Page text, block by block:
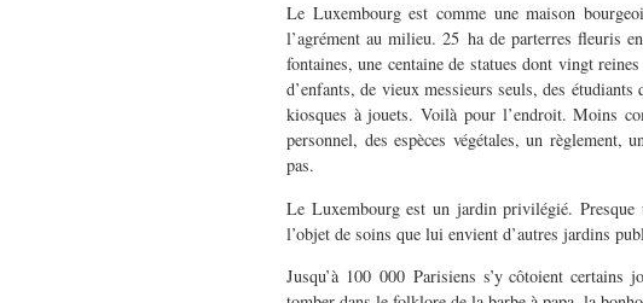
Le Luxembourg est comme une maison
l’agrément au milieu. 25 ha de parterres fleuris
fontaines, une centaine de statues dont vingt
d’enfants, de vieux messieurs seuls, des
kiosques à jouets. Voilà pour l’endroit. Moins
personnel, des espèces végétales, un
pas.
Le Luxembourg est un jardin privilégié.
l’objet de soins que lui envient d’autres jardins
Jusqu’à 100 000 Parisiens s’y côtoient